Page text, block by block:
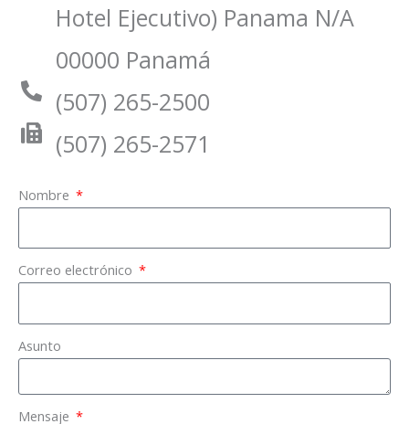
Hotel Ejecutivo) Panama N/A
00000 Panamá
(507) 265-2500
(507) 265-2571
Nombre
Correo electrónico
Asunto
Mensaje